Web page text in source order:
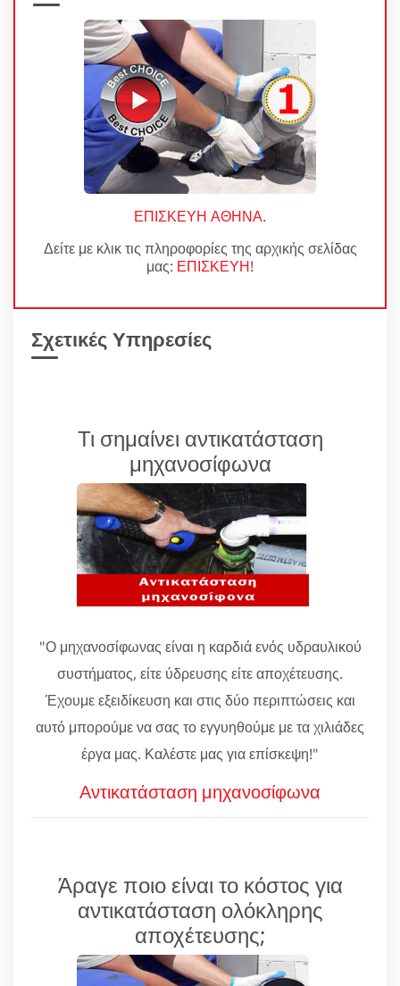
ΕΠΙΣΚΕΥΗ ΑΘΗΝΑ.
Δείτε με κλικ τις πληροφορίες της αρχικής σελίδας
μας: ΕΠΙΣΚΕΥΗ!
Σχετικές Υπηρεσίες
Τι σημαίνει αντικατάσταση
μηχανοσίφωνα
"Ο μηχανοσίφωνας είναι η καρδιά ενός υδραυλικού
συστήματος, είτε ύδρευσης είτε αποχέτευσης.
Έχουμε εξειδίκευση και στις δύο περιπτώσεις και
αυτό μπορούμε να σας το εγγυηθούμε με τα χιλιάδες
έργα μας. Καλέστε μας για επίσκεψη!"
Αντικατάσταση μηχανοσίφωνα
Άραγε ποιο είναι το κόστος για
αντικατάσταση ολόκληρης
αποχέτευσης;